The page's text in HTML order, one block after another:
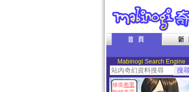
Mabinogi Search Engine
修復布里